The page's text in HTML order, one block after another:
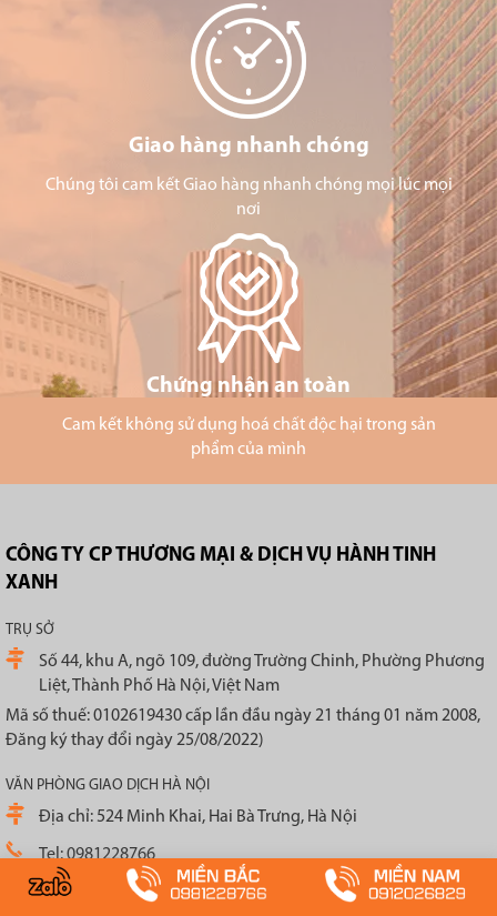
Giao hàng nhanh chóng
Chúng tôi cam kết Giao hàng nhanh chóng mọi lúc mọi
nơi
Chứng nhận an toàn
Cam kết không sử dụng hoá chất độc hại trong sản
phẩm của mình
CÔNG TY CP THƯƠNG MẠI & DỊCH VỤ HÀNH TINH
XANH
TRỤ SỞ
Số 44, khu A, ngõ 109, đường Trường Chinh, Phường Phương
Liệt, Thành Phố Hà Nội, Việt Nam
Mã số thuế: 0102619430 cấp lần đầu ngày 21 tháng 01 năm 2008,
Đăng ký thay đổi ngày 25/08/2022)
VĂN PHÒNG GIAO DỊCH HÀ NỘI
Địa chỉ: 524 Minh Khai, Hai Bà Trưng, Hà Nội
Tel: 0981228766
VĂN PHÒNG GIAO DỊCH HỒ CHÍ MINH